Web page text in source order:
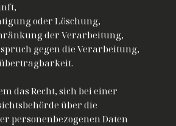
oder Löschung,
der Verarbeitung,
gegen die Verarbeitung,
das Recht, sich bei einer
über die
personenbezogenen Daten